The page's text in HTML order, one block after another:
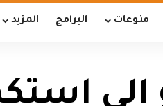
منوعات البرامج المزيد